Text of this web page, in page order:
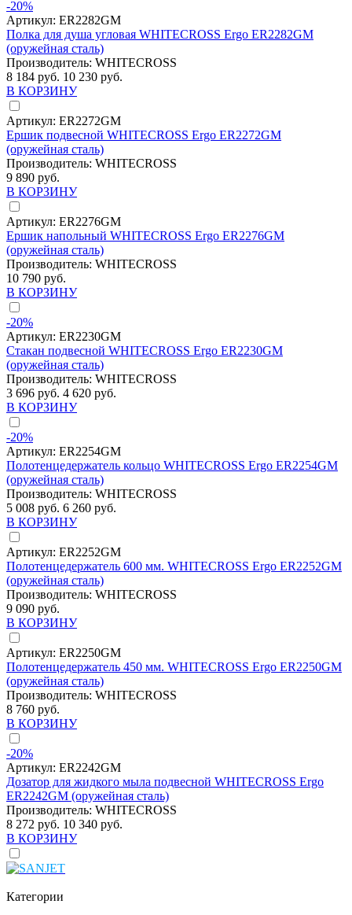
-20%
Артикул: ER2282GM
Полка для душа угловая WHITECROSS Ergo ER2282GM
(оружейная сталь)
Производитель: WHITECROSS
8 184 руб. 10 230 руб.
В КОРЗИНУ
Артикул: ER2272GM
Ершик подвесной WHITECROSS Ergo ER2272GM
(оружейная сталь)
Производитель: WHITECROSS
9 890 руб.
В КОРЗИНУ
Артикул: ER2276GM
Ершик напольный WHITECROSS Ergo ER2276GM
(оружейная сталь)
Производитель: WHITECROSS
10 790 руб.
В КОРЗИНУ
-20%
Артикул: ER2230GM
Стакан подвесной WHITECROSS Ergo ER2230GM
(оружейная сталь)
Производитель: WHITECROSS
3 696 руб. 4 620 руб.
В КОРЗИНУ
-20%
Артикул: ER2254GM
Полотенцедержатель кольцо WHITECROSS Ergo ER2254GM
(оружейная сталь)
Производитель: WHITECROSS
5 008 руб. 6 260 руб.
В КОРЗИНУ
Артикул: ER2252GM
Полотенцедержатель 600 мм. WHITECROSS Ergo ER2252GM
(оружейная сталь)
Производитель: WHITECROSS
9 090 руб.
В КОРЗИНУ
Артикул: ER2250GM
Полотенцедержатель 450 мм. WHITECROSS Ergo ER2250GM
(оружейная сталь)
Производитель: WHITECROSS
8 760 руб.
В КОРЗИНУ
-20%
Артикул: ER2242GM
Дозатор для жидкого мыла подвесной WHITECROSS Ergo
ER2242GM (оружейная сталь)
Производитель: WHITECROSS
8 272 руб. 10 340 руб.
В КОРЗИНУ
Категории